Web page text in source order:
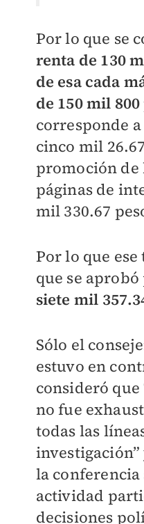
Por lo que se
renta de 130
de esa cada
de 150 mil
corresponde
cinco mil
promoción de
páginas de
mil 330.67
Por lo que
que se
siete mil
Sólo el
estuvo en
consideró
no fue
todas las
la conferencia
actividad
decisiones